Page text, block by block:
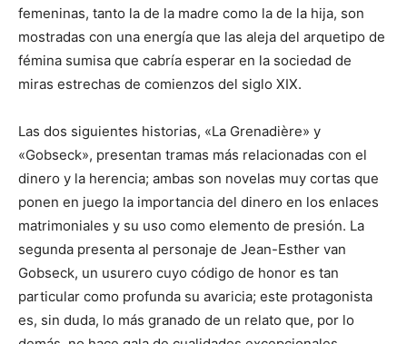
femeninas, tanto la de la madre como la de la hija, son
mostradas con una energía que las aleja del arquetipo de
fémina sumisa que cabría esperar en la sociedad de
miras estrechas de comienzos del siglo XIX.
Las dos siguientes historias, «La Grenadière» y
«Gobseck», presentan tramas más relacionadas con el
dinero y la herencia; ambas son novelas muy cortas que
ponen en juego la importancia del dinero en los enlaces
matrimoniales y su uso como elemento de presión. La
segunda presenta al personaje de Jean-Esther van
Gobseck, un usurero cuyo código de honor es tan
particular como profunda su avaricia; este protagonista
es, sin duda, lo más granado de un relato que, por lo